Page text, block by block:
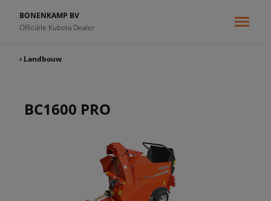
BONENKAMP BV
Officiële Kubota Dealer
‹ Landbouw
BC1600 PRO